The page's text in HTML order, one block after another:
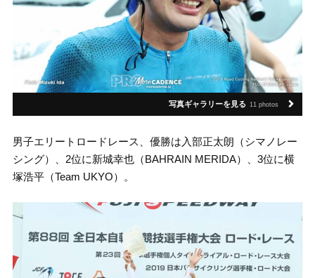
写真ギャラリーを見る 11 photos
男子エリートロードレース、優勝は入部正太朗（シマノレー
シング）、2位に新城幸也（BAHRAIN MERIDA）、3位に横
塚浩平（Team UKYO）。